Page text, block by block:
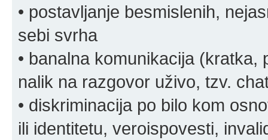
• postavljanje besmislenih,
sebi svrha
• banalna komunikacija
nalik na razgovor uživo, tzv.
• diskriminacija po bilo kom
ili identitetu, veroispovesti,